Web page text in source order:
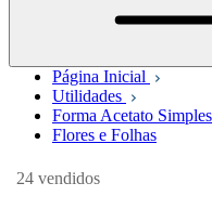
Página Inicial
Utilidades
Forma Acetato
Flores e Folhas
24 vendidos